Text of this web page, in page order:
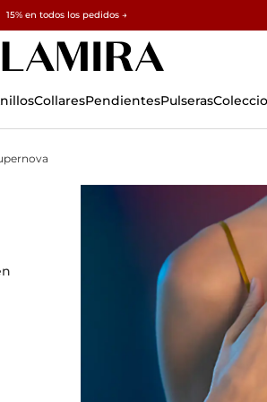
15% en todos los pedidos →
en 60 días ✓ Redimensionamiento gratuito
CollaresPendientesPulseras